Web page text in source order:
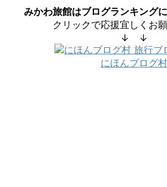
みかわ旅館はブログランキング
クリックで応援宜しくお願
↓ ↓
にほんブログ村